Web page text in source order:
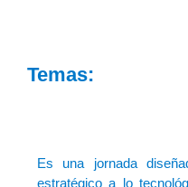
Temas:
Es una jornada
estratégico a lo